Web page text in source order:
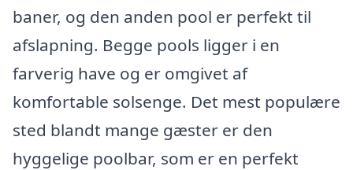
baner, og den anden pool er perfekt til
afslapning. Begge pools ligger i en
farverig have og er omgivet af
komfortable solsenge. Det mest populære
sted blandt mange gæster er den
hyggelige poolbar, som er en perfekt